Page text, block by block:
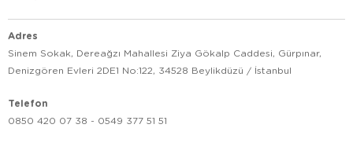
Adres
Sinem Sokak, Dereağzı Mahallesi Ziya Gökalp Caddesi, Gürpınar,
Denizgören Evleri 2DE1 No:122, 34528 Beylikdüzü / İstanbul
Telefon
0850 420 07 38 - 0549 377 51 51